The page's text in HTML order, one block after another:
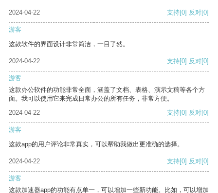
2024-04-22 支持[0] 反对[0]
游客
这款软件的界面设计非常简洁，一目了然。
2024-04-22 支持[0] 反对[0]
游客
这款办公软件的功能非常全面，涵盖了文档、表格、演示文稿等各个方
面。我可以使用它来完成日常办公的所有任务，非常方便。
2024-04-22
支持[0] 反对[0]
游客
这款app的用户评论非常真实，可以帮助我做出更准确的选择。
2024-04-22 支持[0] 反对[0]
游客
这款加速器app的功能有点单一，可以增加一些新功能。比如，可以增加